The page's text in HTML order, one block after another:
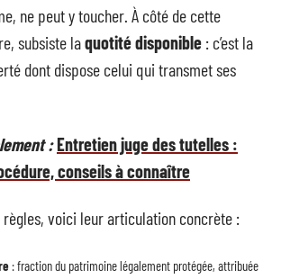
ne peut y toucher. À côté de cette
subsiste laquotité disponible : c’est la
dont dispose celui qui transmet ses
:Entretien juge des tutelles :
conseils à connaître
voici leur articulation concrète :
: fraction du patrimoine légalement protégée, attribuée